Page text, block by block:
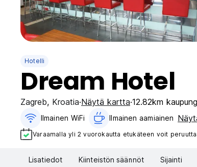
Hotelli
Dream Hotel
Zagreb, Kroatia Näytä kartta 12.82km
Ilmainen WiFi Ilmainen aamiainen‎
Varaamalla yli 2 vuorokautta etukäteen voit
Lisatiedot Kiinteistön säännöt Sijainti